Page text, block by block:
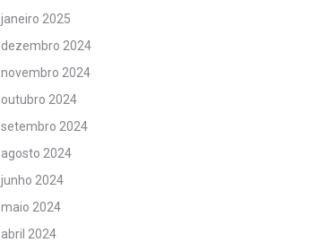
janeiro 2025
dezembro 2024
novembro 2024
outubro 2024
setembro 2024
agosto 2024
junho 2024
maio 2024
abril 2024